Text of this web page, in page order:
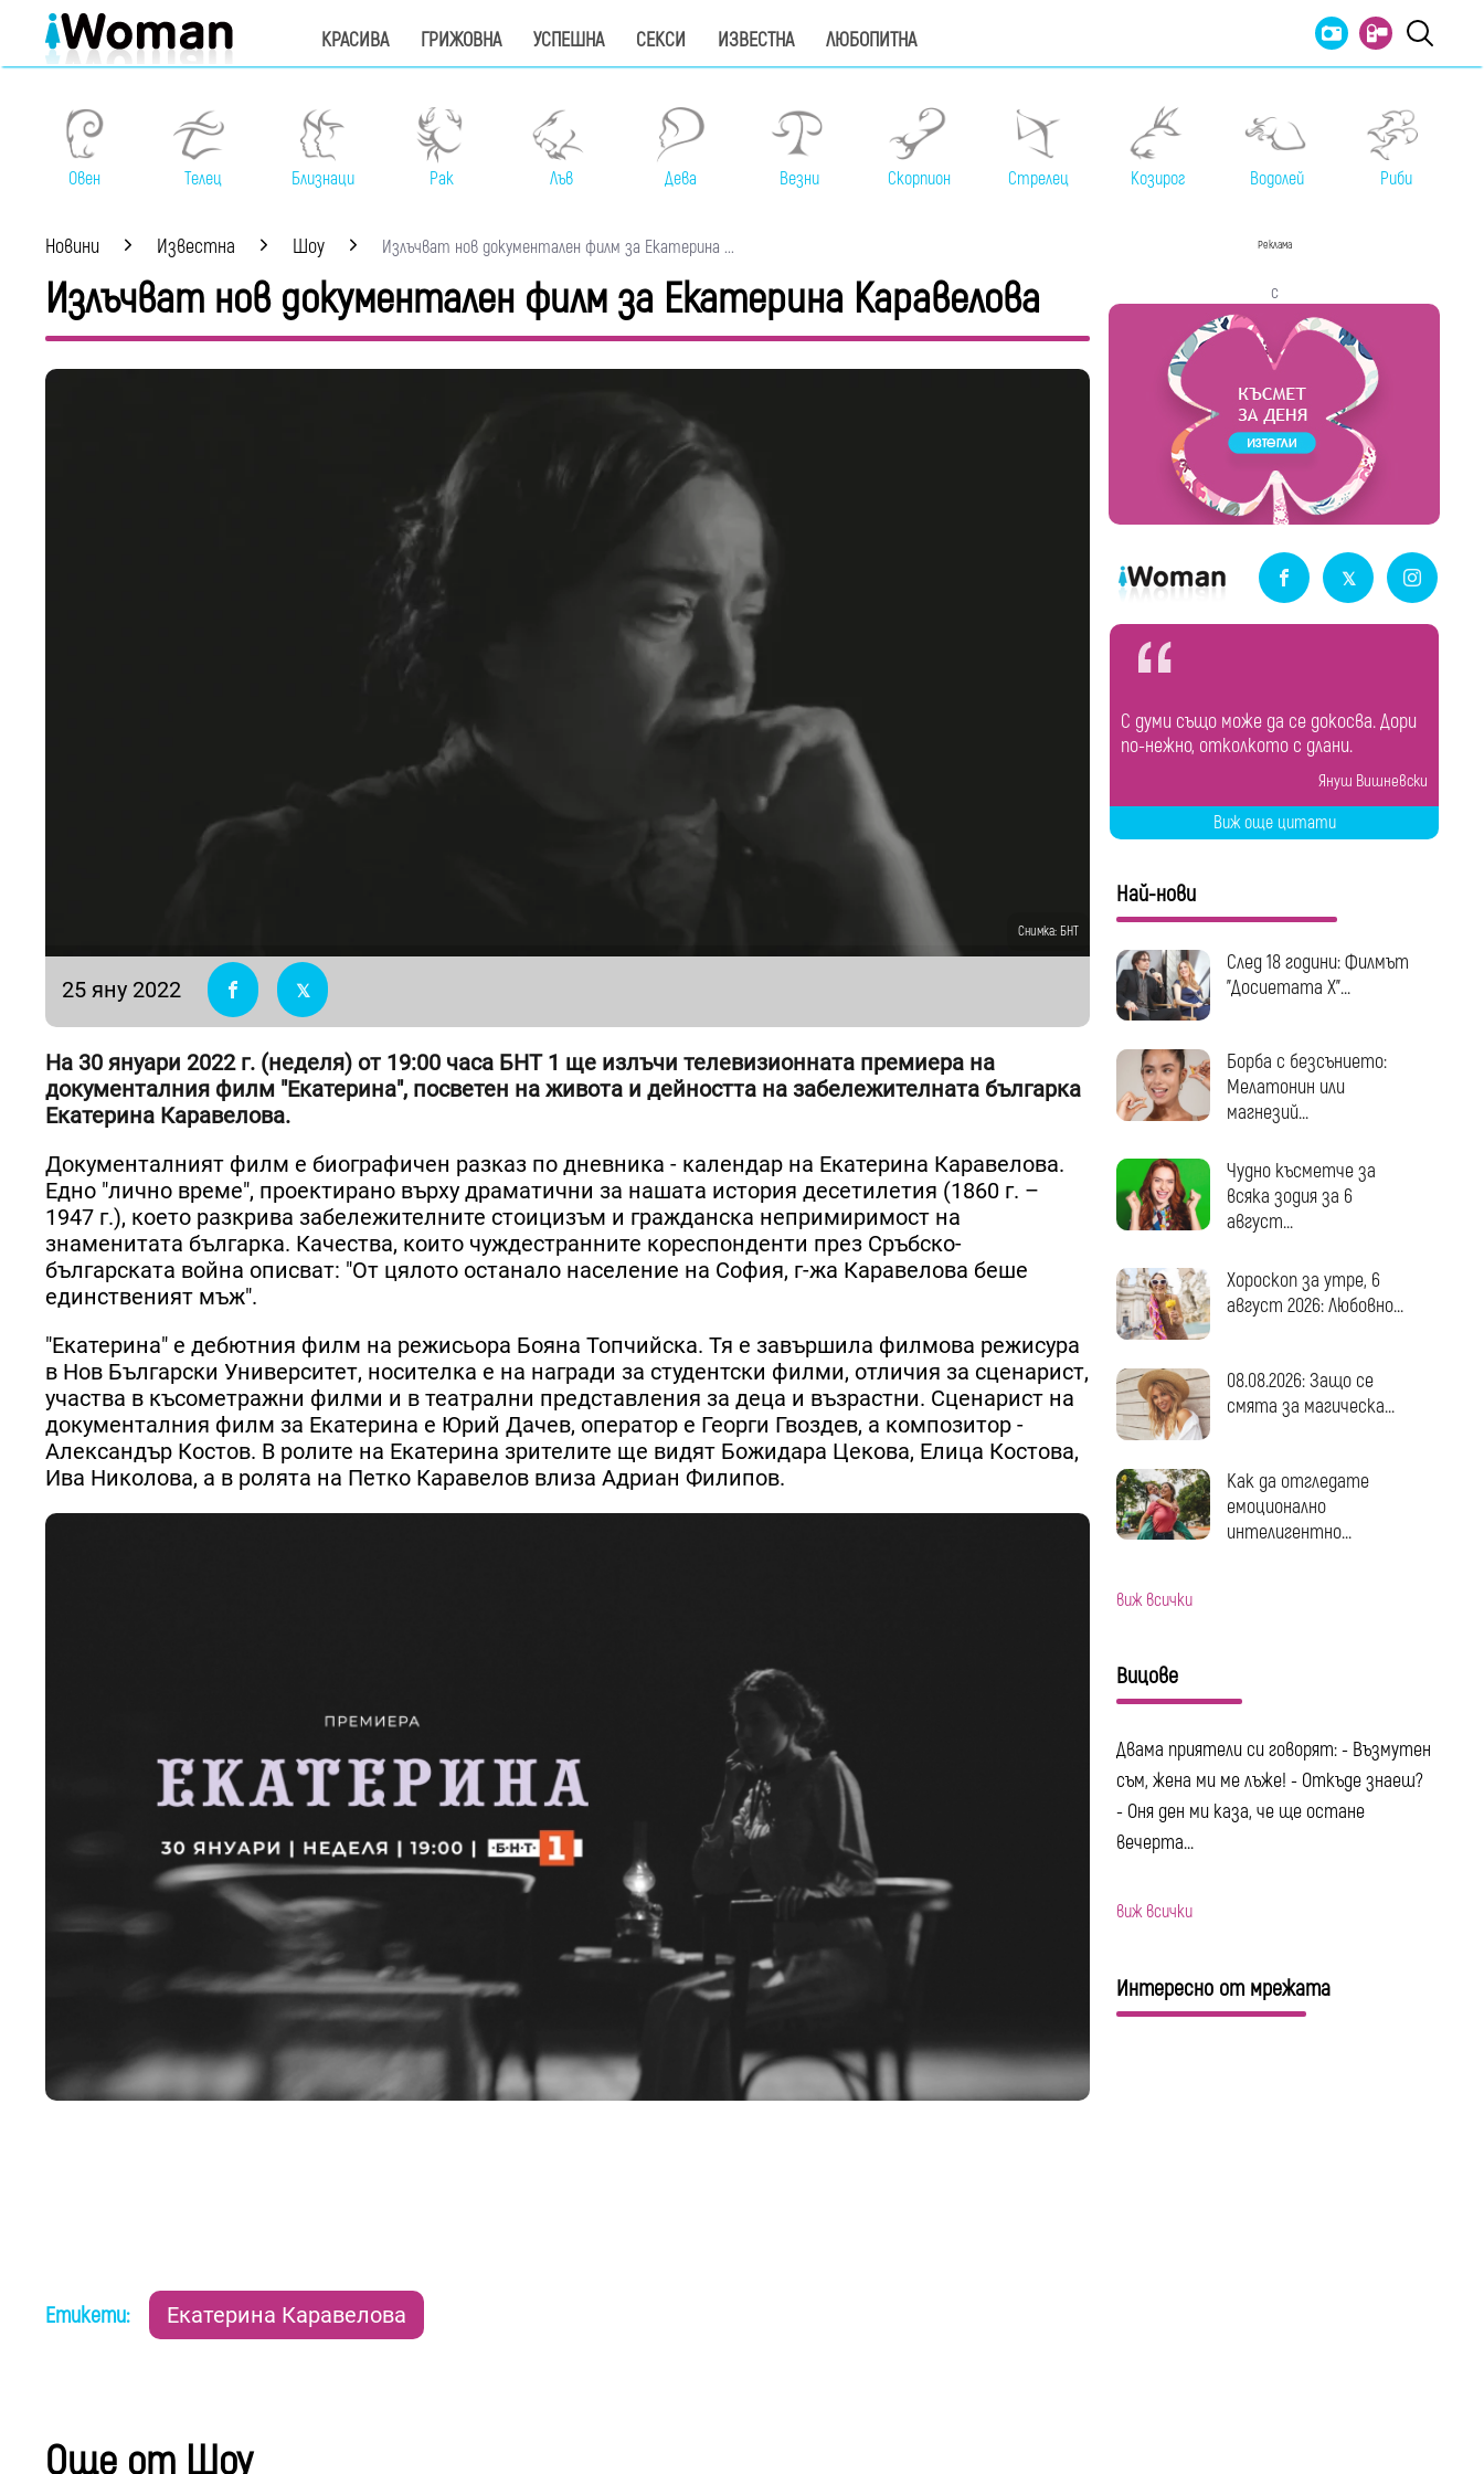
КРАСИВА ГРИЖОВНА УСПЕШНА СЕКСИ ИЗВЕСТНА ЛЮБОПИТНА
Овен Телец Близнаци Рак Лъв Дева Везни Скорпион Стрелец Козирог Водолей Риби
Новини Известна Шоу Излъчват нов документален филм за Екатерина ...
Излъчват нов документален филм за Екатерина Каравелова
Снимка: БНТ
25 яну 2022
На 30 януари 2022 г. (неделя) от 19:00 часа БНТ 1 ще излъчи телевизионната премиера на
документалния филм "Екатерина", посветен на живота и дейността на забележителната българка
Екатерина Каравелова.
Документалният филм е биографичен разказ по дневника - календар на Екатерина Каравелова.
Едно "лично време", проектирано върху драматични за нашата история десетилетия (1860 г. –
1947 г.), което разкрива забележителните стоицизъм и гражданска непримиримост на
знаменитата българка. Качества, които чуждестранните кореспонденти през Сръбско-
българската война описват: "От цялото останало население на София, г-жа Каравелова беше
единственият мъж".
"Екатерина" е дебютния филм на режисьора Бояна Топчийска. Тя е завършила филмова режисура
в Нов Български Университет, носителка е на награди за студентски филми, отличия за сценарист,
участва в късометражни филми и в театрални представления за деца и възрастни. Сценарист на
документалния филм за Екатерина е Юрий Дачев, оператор е Георги Гвоздев, а композитор -
Александър Костов. В ролите на Екатерина зрителите ще видят Божидара Цекова, Елица Костова,
Ива Николова, а в ролята на Петко Каравелов влиза Адриан Филипов.
Етикети: Екатерина Каравелова
Още от Шоу
Реклама
с
С думи също може да се докосва. Дори
по-нежно, отколкото с длани.
Януш Вишневски
Виж още цитати
Най-нови
След 18 години: Филмът
"Досиетата Х"...
Борба с безсънието:
Мелатонин или
магнезий...
Чудно късметче за
всяка зодия за 6
август...
Хороскоп за утре, 6
август 2026: Любовно...
08.08.2026: Защо се
смята за магическа...
Как да отгледате
емоционално
интелигентно...
виж всички
Вицове
Двама приятели си говорят: - Възмутен
съм, жена ми ме лъже! - Откъде знаеш?
- Оня ден ми каза, че ще остане
вечерта...
виж всички
Интересно от мрежата